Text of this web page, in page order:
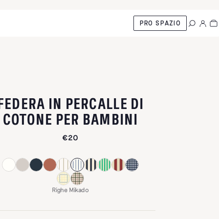
PRO SPAZIO
IN PERCALLE DI
COTONE PER BAMBINI
€20
Righe Mikado